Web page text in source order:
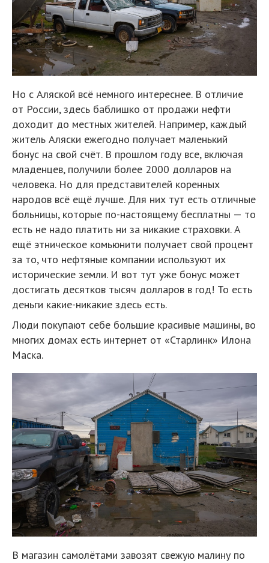
Но с Аляской всё немного интереснее. В отличие
от России, здесь баблишко от продажи нефти
доходит до местных жителей. Например, каждый
житель Аляски ежегодно получает маленький
бонус на свой счёт. В прошлом году все, включая
младенцев, получили более 2000 долларов на
человека. Но для представителей коренных
народов всё ещё лучше. Для них тут есть отличные
больницы, которые по-настоящему бесплатны — то
есть не надо платить ни за никакие страховки. А
ещё этническое комьюнити получает свой процент
за то, что нефтяные компании используют их
исторические земли. И вот тут уже бонус может
достигать десятков тысяч долларов в год! То есть
деньги какие-никакие здесь есть.
Люди покупают себе большие красивые машины, во
многих домах есть интернет от «Старлинк» Илона
Маска.
В магазин самолётами завозят свежую малину по